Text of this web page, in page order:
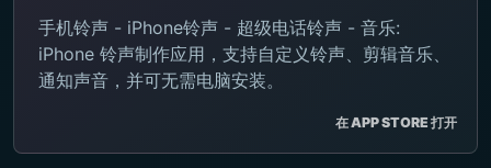
手机铃声 - iPhone铃声 - 超级电话铃声 - 音乐:
iPhone 铃声制作应用，支持自定义铃声、剪辑音乐、
通知声音，并可无需电脑安装。
在 APP STORE 打开